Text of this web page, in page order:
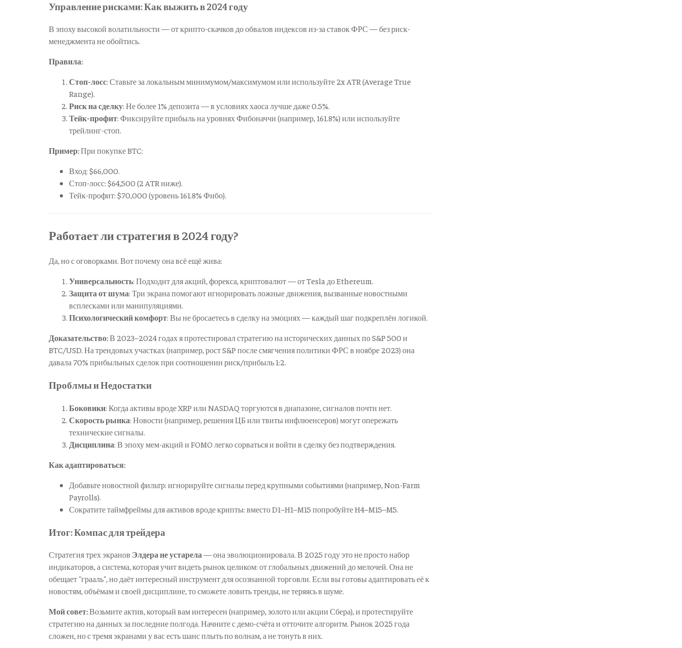
Управление рисками: Как выжить в 2024 году
В эпоху высокой волатильности — от крипто-скачков до обвалов индексов из-за ставок ФРС — без риск-
менеджмента не обойтись.
Правила:
Стоп-лосс: Ставьте за локальным минимумом/максимумом или используйте 2x ATR (Average True
Range).
Риск на сделку: Не более 1% депозита — в условиях хаоса лучше даже 0.5%.
Тейк-профит: Фиксируйте прибыль на уровнях Фибоначчи (например, 161.8%) или используйте
трейлинг-стоп.
Пример:При покупке BTC:
Вход: $66,000.
Стоп-лосс: $64,500 (2 ATR ниже).
Тейк-профит: $70,000 (уровень 161.8% Фибо).
Работает ли стратегия в 2024 году?
Да, но с оговорками. Вот почему она всё ещё жива:
Универсальность: Подходит для акций, форекса, криптовалют — от Tesla до Ethereum.
Защита от шума: Три экрана помогают игнорировать ложные движения, вызванные новостными
всплесками или манипуляциями.
Психологический комфорт: Вы не бросаетесь в сделку на эмоциях — каждый шаг подкреплён логикой.
Доказательство:В 2023–2024 годах я протестировал стратегию на исторических данных по S&P 500 и
BTC/USD. На трендовых участках (например, рост S&P после смягчения политики ФРС в ноябре 2023) она
давала 70% прибыльных сделок при соотношении риск/прибыль 1:2.
Проблмы и Недостатки
Боковики: Когда активы вроде XRP или NASDAQ торгуются в диапазоне, сигналов почти нет.
Скорость рынка: Новости (например, решения ЦБ или твиты инфлюенсеров) могут опережать
технические сигналы.
Дисциплина: В эпоху мем-акций и FOMO легко сорваться и войти в сделку без подтверждения.
Как адаптироваться:
Добавьте новостной фильтр: игнорируйте сигналы перед крупными событиями (например, Non-Farm
Payrolls).
Сократите таймфреймы для активов вроде крипты: вместо D1–H1–M15 попробуйте H4–M15–M5.
Итог: Компас для трейдера
Стратегия трех экранов Элдера не устарела — она эволюционировала. В 2025 году это не просто набор
индикаторов, а система, которая учит видеть рынок целиком: от глобальных движений до мелочей. Она не
обещает "грааль", но даёт интересный инструмент для осознанной торговли. Если вы готовы адаптировать её к
новостям, объёмам и своей дисциплине, то сможете ловить тренды, не теряясь в шуме.
Мой совет:Возьмите актив, который вам интересен (например, золото или акции Сбера), и протестируйте
стратегию на данных за последние полгода. Начните с демо-счёта и отточите алгоритм. Рынок 2025 года
сложен, но с тремя экранами у вас есть шанс плыть по волнам, а не тонуть в них.